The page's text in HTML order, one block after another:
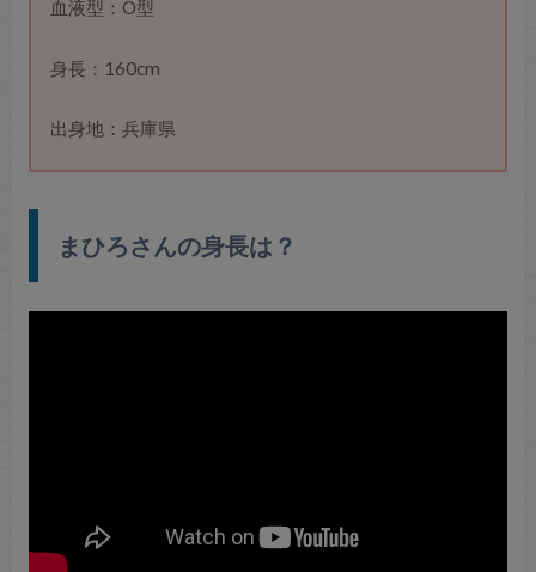
血液型：O型
身長：160cm
出身地：兵庫県
まひろさんの身長は？